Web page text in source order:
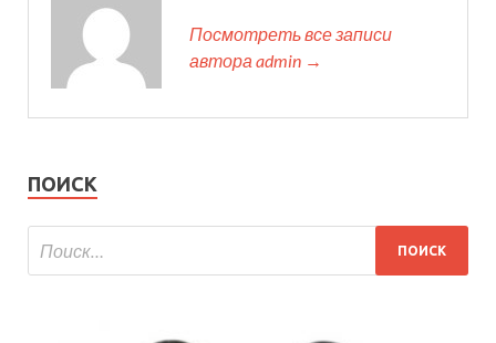
Посмотреть все записи
автора admin →
ПОИСК